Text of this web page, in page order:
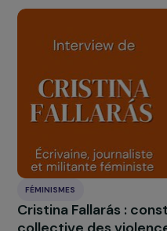
pour mieux
15 juin 2026